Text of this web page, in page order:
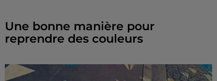
Une bonne manière pour
reprendre des couleurs